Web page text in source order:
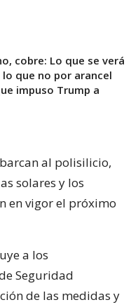
cobre: Lo que se verá
que no por arancel
impuso Trump a
al polisilicio,
solares y los
en vigor el próximo
a los
Seguridad
de las medidas y